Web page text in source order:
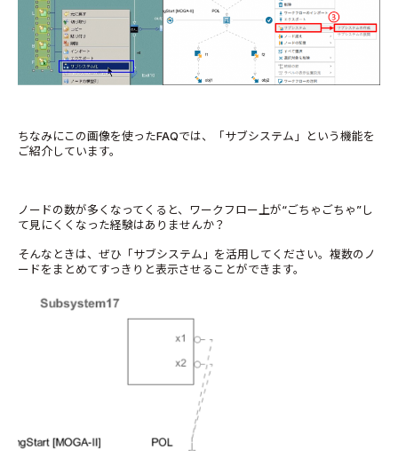
ちなみにこの画像を使ったFAQでは、「サブシステム」という機能を
ご紹介しています。
ノードの数が多くなってくると、ワークフロー上が“ごちゃごちゃ”し
て見にくくなった経験はありませんか？
そんなときは、ぜひ「サブシステム」を活用してください。複数のノ
ードをまとめてすっきりと表示させることができます。